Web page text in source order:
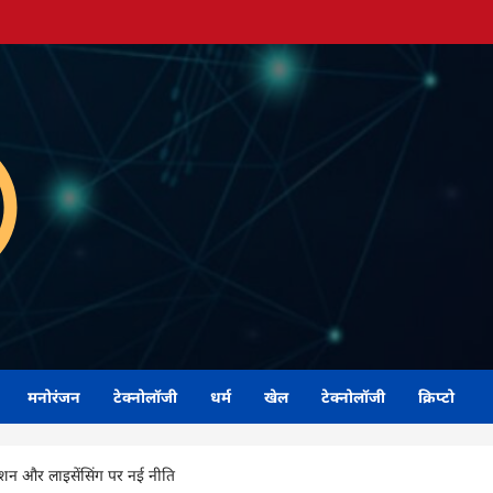
मनोरंजन टेक्नोलॉजी धर्म खेल टेक्नोलॉजी क्रिप्टो
और लाइसेंसिंग पर नई नीति